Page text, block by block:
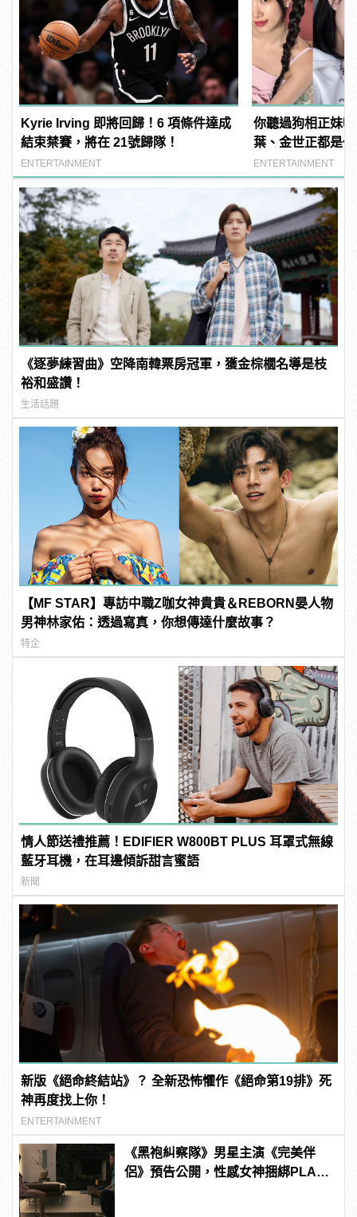
Kyrie Irving 即將回歸！6 項條件達成
結束禁賽，將在 21號歸隊！
ENTERTAINMENT
你聽過狗相正妹
葉、金世正都是
ENTERTAINMENT
《逐夢練習曲》空降南韓票房冠軍，獲金棕櫚名導是枝
裕和盛讚！
生活話題
【MF STAR】專訪中職Z咖女神貴貴＆REBORN晏人物
男神林家佑：透過寫真，你想傳達什麼故事？
特企
情人節送禮推薦！EDIFIER W800BT PLUS 耳罩式無線
藍牙耳機，在耳邊傾訴甜言蜜語
新聞
新版《絕命終結站》？ 全新恐怖懼作《絕命第19排》死
神再度找上你！
ENTERTAINMENT
《黑袍糾察隊》男星主演《完美伴
侶》預告公開，性感女神捆綁PLAY